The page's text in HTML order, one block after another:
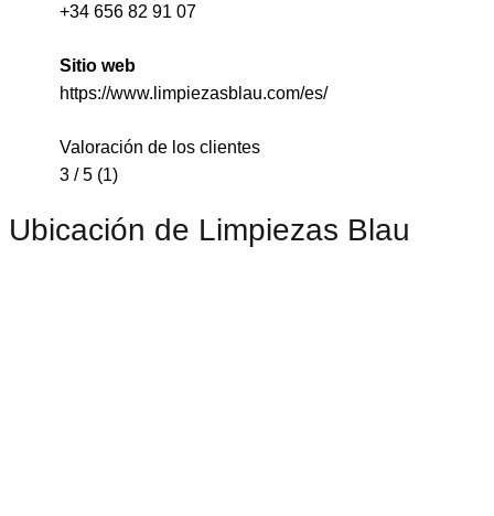
+34 656 82 91 07
Sitio web
https://www.limpiezasblau.com/es/
Valoración de los clientes
3 / 5 (1)
Ubicación de Limpiezas Blau